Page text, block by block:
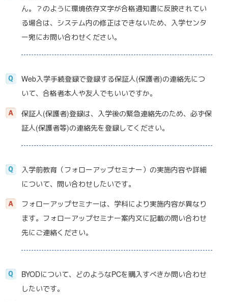
ん。？のように環境依存文字が合格通知書に反映されてい
る場合は、システム内の修正はできないため、入学センタ
ー宛にお問い合わせください。
Web入学手続登録で登録する保証人(保護者)の連絡先につ
いて、合格者本人や友人でもいいですか。
保証人(保護者)登録は、入学後の緊急連絡先のため、必ず保
証人(保護者等)の連絡先を登録してください。
入学前教育（フォローアップセミナー）の実施内容や詳細
について、問い合わせしたいです。
フォローアップセミナーは、学科により実施内容が異なり
ます。フォローアップセミナー案内文に記載の問い合わせ
先にご連絡ください。
BYODについて、どのようなPCを購入すべきか問い合わせ
したいです。